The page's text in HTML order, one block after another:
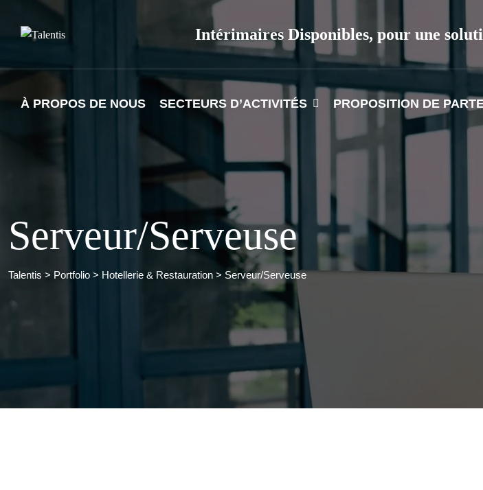
content
Intérimaires Disponibles, pour une
À PROPOS DE NOUS SECTEURS D’ACTIVITÉS PROPOSITION DE
Serveur/Serveuse
Talentis > Portfolio > Hotellerie & Restauration > Serveur/Serveuse